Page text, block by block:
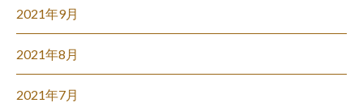
2021年9月
2021年8月
2021年7月